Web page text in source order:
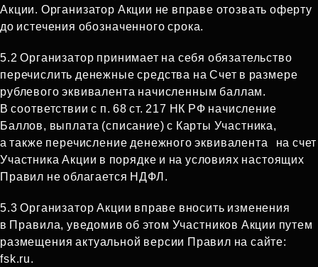
Акции. Организатор Акции не вправе отозвать оферту
до истечения обозначенного срока.
5.2 Организатор принимает на себя обязательство
перечислить денежные средства на Счет в размере
рублевого эквивалента начисленным баллам.
В соответствии с п. 68 ст. 217 НК РФ начисление
Баллов, выплата (списание) с Карты Участника,
а также перечисление денежного эквивалента
на счет
Участника Акции в порядке и на условиях настоящих
Правил не облагается НДФЛ.
5.3 Организатор Акции вправе вносить изменения
в Правила, уведомив об этом Участников Акции путем
размещения актуальной версии Правил на сайте:
fsk.ru.